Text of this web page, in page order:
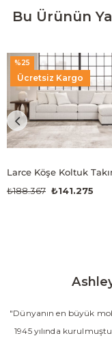
Bu Ürünün
₺141.275
₺188.367
Ücretsiz Kargo
%25
"Dünyanın en büyük
1945 yılında